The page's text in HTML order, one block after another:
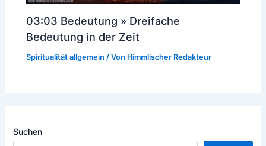
03:03 Bedeutung » Dreifache
Bedeutung in der Zeit
Spiritualität allgemein / Von Himmlischer Redakteur
Suchen